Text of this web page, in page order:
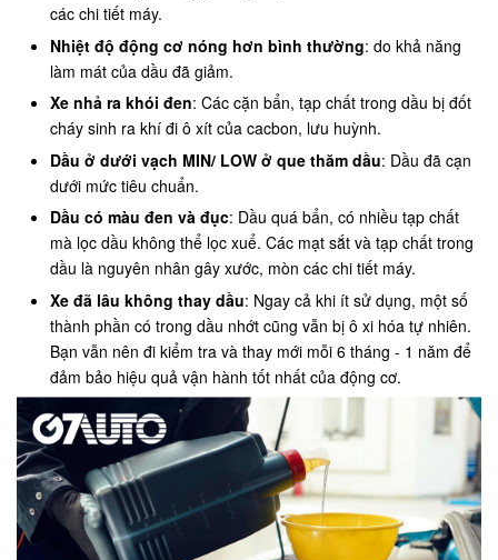
các chi tiết máy.
Nhiệt độ động cơ nóng hơn bình thường: do khả năng
làm mát của dầu đã giảm.
Xe nhả ra khói đen: Các cặn bẩn, tạp chất trong dầu bị đốt
cháy sinh ra khí đi ô xít của cacbon, lưu huỳnh.
Dầu ở dưới vạch MIN/ LOW ở que thăm dầu: Dầu đã cạn
dưới mức tiêu chuẩn.
Dầu có màu đen và đục: Dầu quá bẩn, có nhiều tạp chất
mà lọc dầu không thể lọc xuể. Các mạt sắt và tạp chất trong
dầu là nguyên nhân gây xước, mòn các chi tiết máy.
Xe đã lâu không thay dầu: Ngay cả khi ít sử dụng, một số
thành phần có trong dầu nhớt cũng vẫn bị ô xi hóa tự nhiên.
Bạn vẫn nên đi kiểm tra và thay mới mỗi 6 tháng - 1 năm để
đảm bảo hiệu quả vận hành tốt nhất của động cơ.